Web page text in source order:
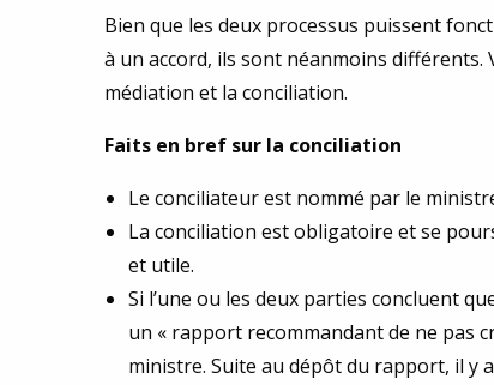
Bien que les deux processus puissent
à un accord, ils sont néanmoins
médiation et la conciliation.
Faits en bref sur la conciliation
Le conciliateur est nommé par le
La conciliation est obligatoire et se
et utile.
Si l’une ou les deux parties concluent
un « rapport recommandant de ne pas
ministre. Suite au dépôt du rapport, il y